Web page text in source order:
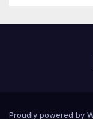
Proudly powered by